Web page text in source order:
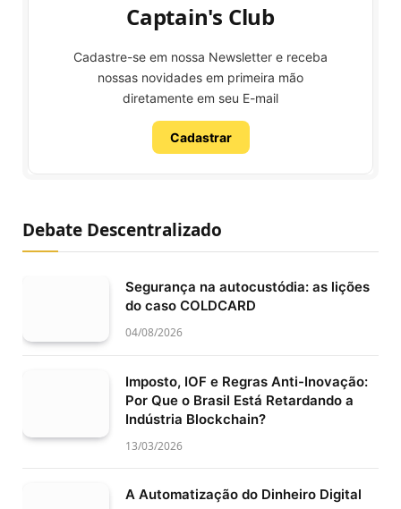
Captain's Club
Cadastre-se em nossa Newsletter e receba
nossas novidades em primeira mão
diretamente em seu E-mail
Cadastrar
Debate Descentralizado
Segurança na autocustódia: as lições
do caso COLDCARD
04/08/2026
Imposto, IOF e Regras Anti-Inovação:
Por Que o Brasil Está Retardando a
Indústria Blockchain?
13/03/2026
A Automatização do Dinheiro Digital